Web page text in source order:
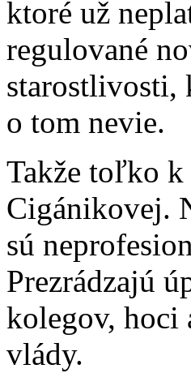
ktoré už
regulované
starostlivosti,
o tom nevie.
Takže toľko
Cigánikovej.
sú
Prezrádzajú
kolegov, hoci
vlády.